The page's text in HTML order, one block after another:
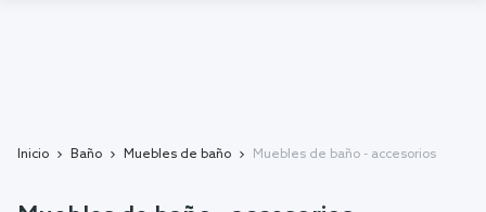
Inicio Baño Muebles de baño Muebles de baño - accesorios